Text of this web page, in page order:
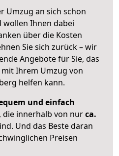
Umzug an sich schon
Ihnen dabei
über die Kosten
Sie sich zurück – wir
Angebote für Sie, das
mit Ihrem Umzug von
helfen kann.
und einfach
, die innerhalb von nurca.
Und das Beste daran
Preisen